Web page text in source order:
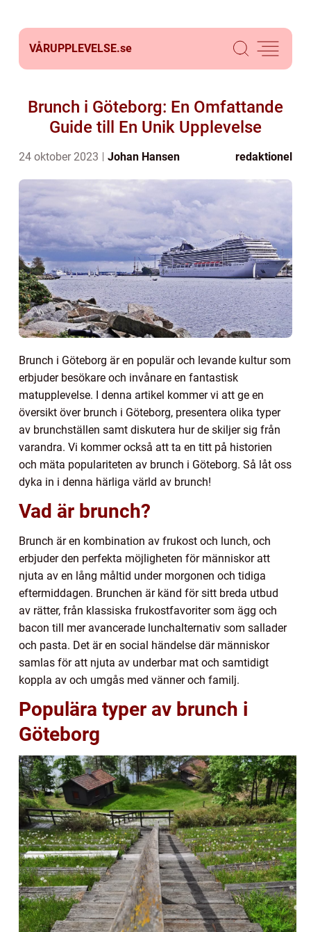
VÅRUPPLEVELSE.se
Brunch i Göteborg: En Omfattande
Guide till En Unik Upplevelse
24 oktober 2023 Johan Hansen redaktionel
Brunch i Göteborg är en populär och levande kultur som
erbjuder besökare och invånare en fantastisk
matupplevelse. I denna artikel kommer vi att ge en
översikt över brunch i Göteborg, presentera olika typer
av brunchställen samt diskutera hur de skiljer sig från
varandra. Vi kommer också att ta en titt på historien
och mäta populariteten av brunch i Göteborg. Så låt oss
dyka in i denna härliga värld av brunch!
Vad är brunch?
Brunch är en kombination av frukost och lunch, och
erbjuder den perfekta möjligheten för människor att
njuta av en lång måltid under morgonen och tidiga
eftermiddagen. Brunchen är känd för sitt breda utbud
av rätter, från klassiska frukostfavoriter som ägg och
bacon till mer avancerade lunchalternativ som sallader
och pasta. Det är en social händelse där människor
samlas för att njuta av underbar mat och samtidigt
koppla av och umgås med vänner och familj.
Populära typer av brunch i
Göteborg